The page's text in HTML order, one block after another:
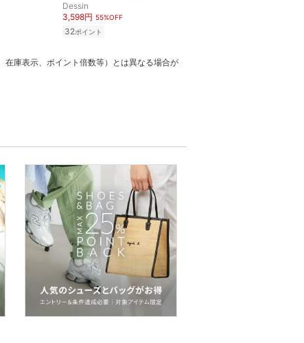
Dessin
3,598円 55%OFF
32ポイント
庫表示、ポイント倍数等）とは異なる場合が